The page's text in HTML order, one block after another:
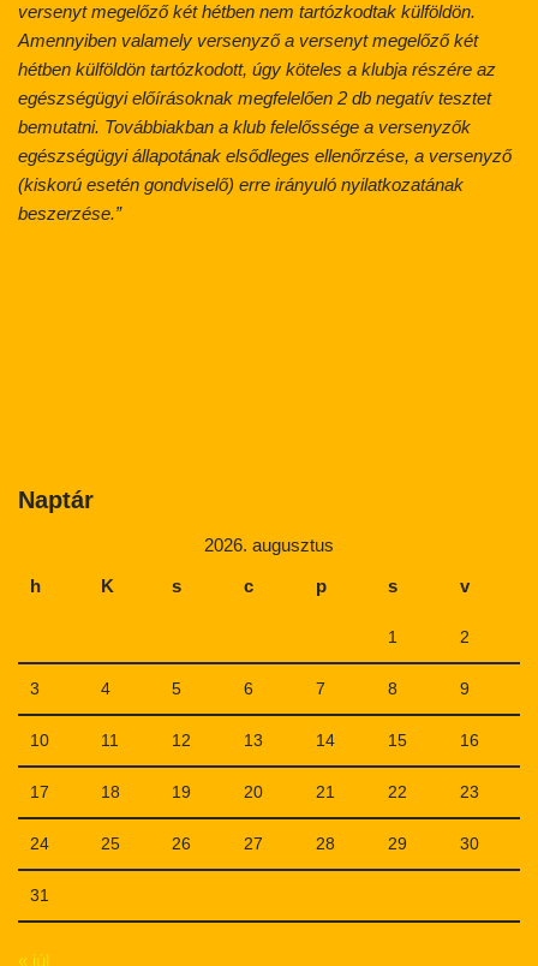
versenyt megelőző két hétben nem tartózkodtak külföldön.
Amennyiben valamely versenyző a versenyt megelőző két
hétben külföldön tartózkodott, úgy köteles a klubja részére az
egészségügyi előírásoknak megfelelően 2 db negatív tesztet
bemutatni. Továbbiakban a klub felelőssége a versenyzők
egészségügyi állapotának elsődleges ellenőrzése, a versenyző
(kiskorú esetén gondviselő) erre irányuló nyilatkozatának
beszerzése.”
Naptár
2026. augusztus
h
K s c p s v
1 2
3 4 5 6 7 8 9
10 11 12 13 14 15 16
17 18 19 20 21 22 23
24 25 26 27 28 29 30
31
« júl